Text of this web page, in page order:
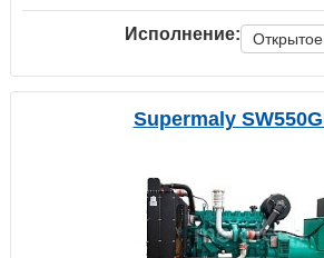
Исполнение: Открытое
Supermaly